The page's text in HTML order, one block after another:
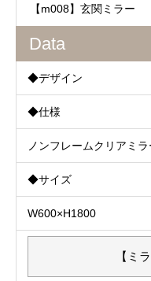
【m008】玄関ミラー
Data
◆デザイン
◆仕様
ノンフレームクリアミ
◆サイズ
W600×H1800
【ミ